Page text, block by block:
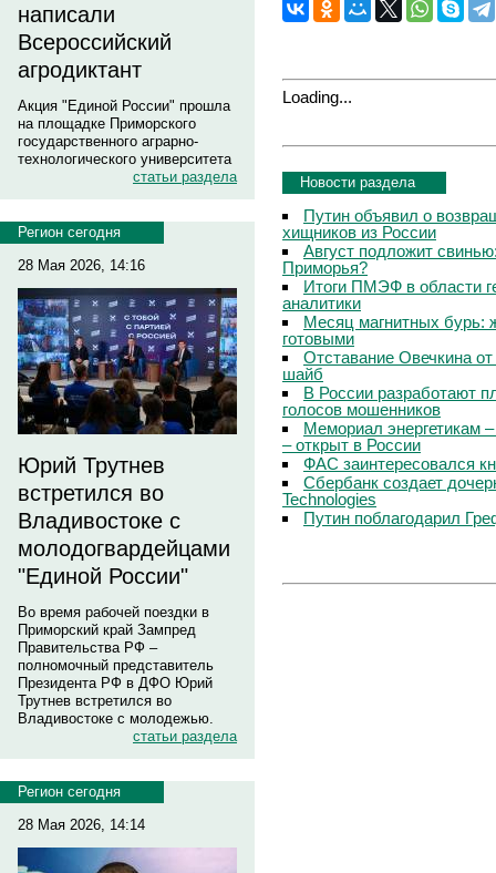
написали
Всероссийский
агродиктант
Акция "Единой России" прошла
на площадке Приморского
государственного аграрно-
технологического университета
статьи раздела
Регион сегодня
28 Мая 2026, 14:16
Юрий Трутнев
встретился во
Владивостоке с
молодогвардейцами
"Единой России"
Во время рабочей поездки в
Приморский край Зампред
Правительства РФ –
полномочный представитель
Президента РФ в ДФО Юрий
Трутнев встретился во
Владивостоке с молодежью.
статьи раздела
Регион сегодня
28 Мая 2026, 14:14
Loading...
Новости раздела
Путин объявил о
хищников из России
Август подложит
Приморья?
Итоги ПМЭФ в области
аналитики
Месяц магнитных бурь:
готовыми
Отставание Овечкина
шайб
В России разработают
голосов мошенников
Мемориал энергетикам
– открыт в России
ФАС заинтересовался
Сбербанк создает
Technologies
Путин поблагодарил